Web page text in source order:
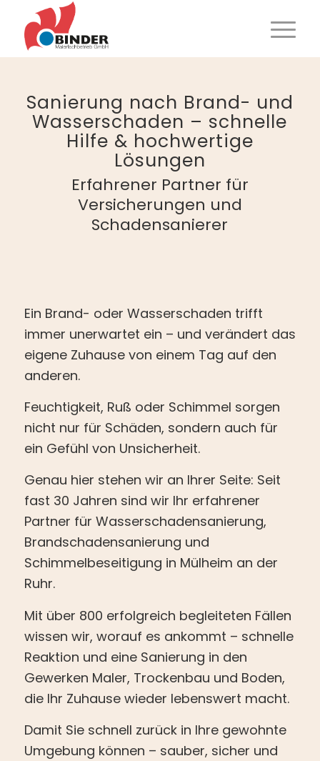
Sanierung nach Brand- und
Wasserschaden – schnelle
Hilfe & hochwertige
Lösungen
Erfahrener Partner für
Versicherungen und
Schadensanierer
Ein Brand- oder Wasserschaden trifft
immer unerwartet ein – und verändert das
eigene Zuhause von einem Tag auf den
anderen.
Feuchtigkeit, Ruß oder Schimmel sorgen
nicht nur für Schäden, sondern auch für
ein Gefühl von Unsicherheit.
Genau hier stehen wir an Ihrer Seite: Seit
fast 30 Jahren sind wir Ihr erfahrener
Partner für Wasserschadensanierung,
Brandschadensanierung und
Schimmelbeseitigung in Mülheim an der
Ruhr.
Mit über 800 erfolgreich begleiteten Fällen
wissen wir, worauf es ankommt – schnelle
Reaktion und eine Sanierung in den
Gewerken Maler, Trockenbau und Boden,
die Ihr Zuhause wieder lebenswert macht.
Damit Sie schnell zurück in Ihre gewohnte
Umgebung können – sauber, sicher und